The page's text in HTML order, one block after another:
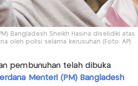
Bangladesh Sheikh Hasina diselidiki atas
oleh polisi selama kerusuhan (Foto: AP)
pembunuhan telah dibuka
Menteri (PM) Bangladesh